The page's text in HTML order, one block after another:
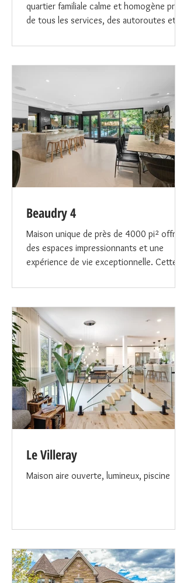
quartier familiale calme et homogène près
de tous les services, des autoroutes et à
magnifique maison toute rénovée à neuf
en 2022, propose 4 chambres à coucher,
entièrement fini. Elle possède une unité de
chauffage/climatisation centrale, une
balayeuse centrale, 5 places de
stationnement, un cabanon extérieur et
une grande cour clôturée. Elle bénéficie de
beau
Beaudry 4
Maison unique de près de 4000 pi² offrant
des espaces impressionnants et une
expérience de vie exceptionnelle. Cette
fenestration, comprend : 3 salles de bain,
dont une avec bain vapeur, Une immense
cuisine idéale pour cuisiner et recevoir, Un
salon spacieux et une salle à manger
élégante, Une grande cour arrière avec
une magnifique piscine creusée, Une cave
à vin, parfaite pour les amateurs, 2
chambres à coucher généreusement
proportion
Le Villeray
Maison aire ouverte, lumineux, piscine